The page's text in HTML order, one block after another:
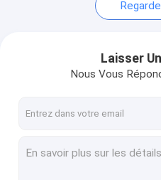
Laisser
Nous Vous